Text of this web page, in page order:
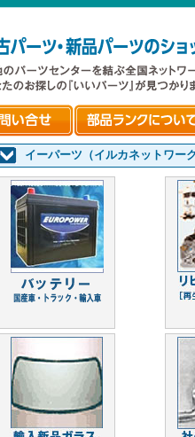
イーパーツ（イルカネットワー